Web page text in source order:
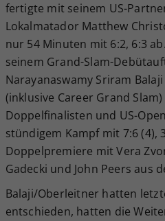
fertigte mit seinem US-
Lokalmatador Matthew
nur 54 Minuten mit 6:2, 6:3
seinem Grand-Slam-
Narayanaswamy Sriram
(inklusive Career Grand
Doppelfinalisten und US-
stündigem Kampf mit 7:6 (4),
Doppelpremiere mit Vera
Gadecki und John Peers aus
Balaji/Oberleitner hatten
entschieden, hatten die